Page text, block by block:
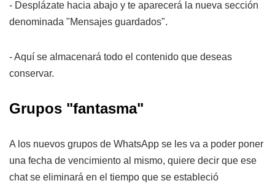
- Desplázate hacia abajo y te aparecerá la nueva sección
denominada "Mensajes guardados".
- Aquí se almacenará todo el contenido que deseas
conservar.
Grupos "fantasma"
A los nuevos grupos de WhatsApp se les va a poder poner
una fecha de vencimiento al mismo, quiere decir que ese
chat se eliminará en el tiempo que se estableció